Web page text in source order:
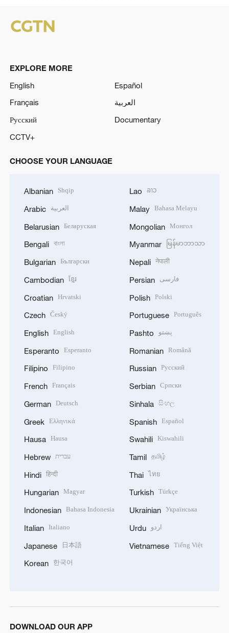
EXPLORE MORE
English
Español
Français
العربية
Русский
Documentary
CCTV+
CHOOSE YOUR LANGUAGE
Albanian Shqip
Arabic العربية
Belarusian Беларуская
Bengali বাংলা
Bulgarian Български
Cambodian ខ្មែរ
Croatian Hrvatski
Czech Český
English English
Esperanto Esperanto
Filipino Filipino
French Français
German Deutsch
Greek Ελληνικά
Hausa Hausa
Hebrew עברית
Hindi हिन्दी
Hungarian Magyar
Indonesian Bahasa Indonesia
Italian Italiano
Japanese 日本語
Korean 한국어
Lao ລາວ
Malay Bahasa Melayu
Mongolian Монгол
Myanmar မြန်မာဘာသာ
Nepali नेपाली
Persian فارسی
Polish Polski
Portuguese Português
Pashto پښتو
Romanian Română
Russian Русский
Serbian Српски
Sinhala සිංහල
Spanish Español
Swahili Kiswahili
Tamil தமிழ்
Thai ไทย
Turkish Türkçe
Ukrainian Українська
Urdu اردو
Vietnamese Tiếng Việt
DOWNLOAD OUR APP